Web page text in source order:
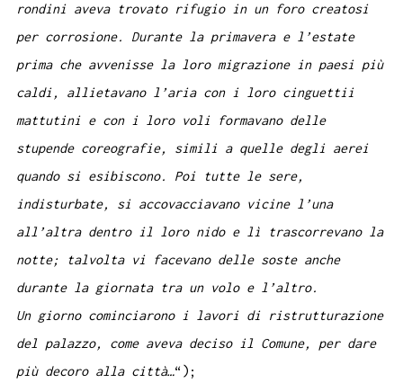
rondini aveva trovato rifugio in un foro creatosi
per corrosione. Durante la primavera e l’estate
prima che avvenisse la loro migrazione in paesi più
caldi, allietavano l’aria con i loro cinguettii
mattutini e con i loro voli formavano delle
stupende coreografie, simili a quelle degli aerei
quando si esibiscono. Poi tutte le sere,
indisturbate, si accovacciavano vicine l’una
all’altra dentro il loro nido e lì trascorrevano la
notte; talvolta vi facevano delle soste anche
durante la giornata tra un volo e l’altro.
Un giorno cominciarono i lavori di ristrutturazione
del palazzo, come aveva deciso il Comune, per dare
più decoro alla città…“);